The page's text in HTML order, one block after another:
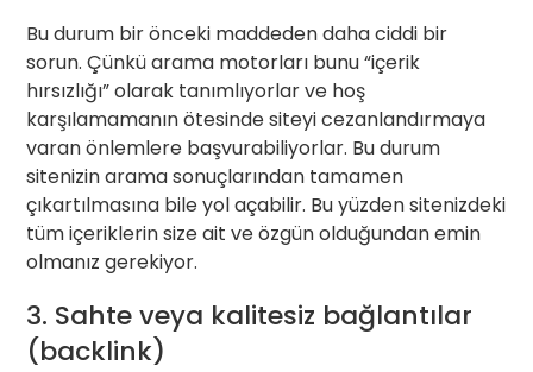
Bu durum bir önceki maddeden daha ciddi bir
sorun. Çünkü arama motorları bunu “içerik
hırsızlığı” olarak tanımlıyorlar ve hoş
karşılamamanın ötesinde siteyi cezanlandırmaya
varan önlemlere başvurabiliyorlar. Bu durum
sitenizin arama sonuçlarından tamamen
çıkartılmasına bile yol açabilir. Bu yüzden sitenizdeki
tüm içeriklerin size ait ve özgün olduğundan emin
olmanız gerekiyor.
3. Sahte veya kalitesiz bağlantılar
(backlink)